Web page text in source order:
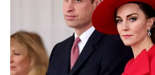
ANGELINA MADRUGA DE PAULA há
adorei,inclusive estou juntando